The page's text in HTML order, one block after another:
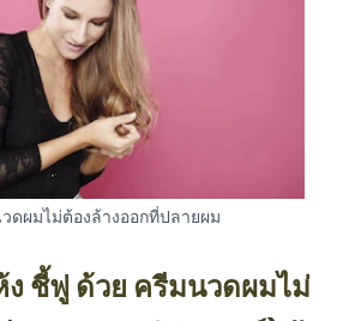
ดผมไม่ต้องล้างออกที่ปลายผม
ชี้ฟู ด้วย ครีมนวดผมไม่